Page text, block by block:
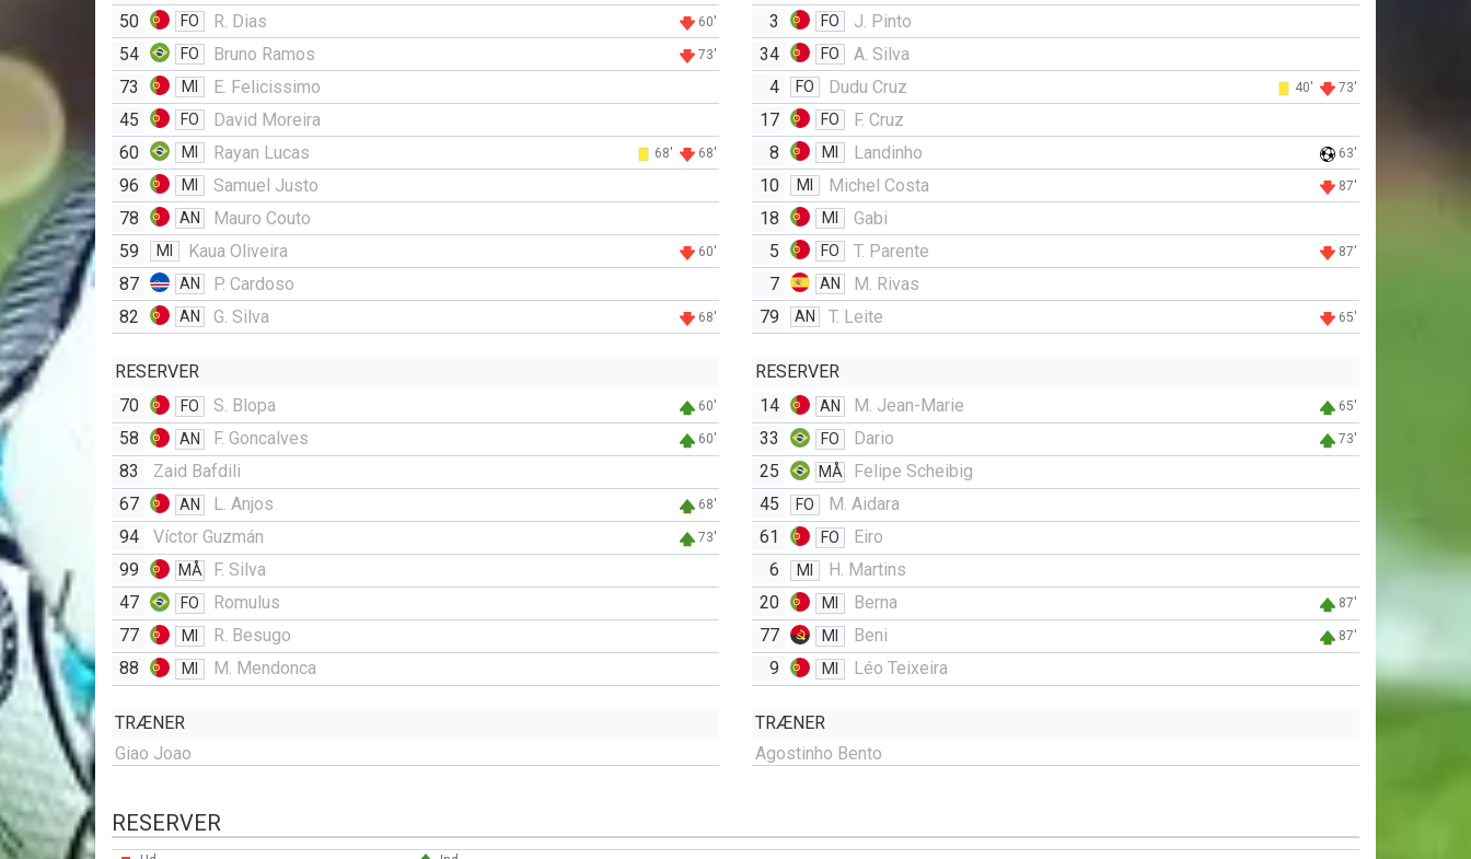
50
FO R. Dias 60'
54 FO Bruno Ramos 73'
73 MI
E. Felicissimo
45
FO
David Moreira
60
MI Rayan Lucas 68' 68'
96 MI
Samuel Justo
78
AN
Mauro Couto
59
MI Kaua Oliveira 60'
87 AN
P. Cardoso
82
AN G. Silva 68'
RESERVER
70
FO S. Blopa 60'
58 AN F. Goncalves 60'
83
Zaid Bafdili
67
AN L. Anjos 68'
94 Víctor Guzmán 73'
99 MÅ
F. Silva
47
FO
Romulus
77
MI
R. Besugo
88
MI M. Mendonca
TRÆNER
Giao Joao
3
FO
J. Pinto
34
FO
A. Silva
4
FO Dudu Cruz 40' 73'
17 FO
F. Cruz
8
MI Landinho 63'
10 MI Michel Costa 87'
18 MI
Gabi
5
FO T. Parente 87'
7 AN
M. Rivas
79
AN T. Leite 65'
RESERVER
14
AN M. Jean-Marie 65'
33 FO Dario 73'
25 MÅ
Felipe Scheibig
45
FO
M. Aidara
61
FO
Eiro
6
MI
H. Martins
20
MI Berna 87'
77 MI Beni 87'
9 MI Léo Teixeira
TRÆNER
Agostinho Bento
RESERVER